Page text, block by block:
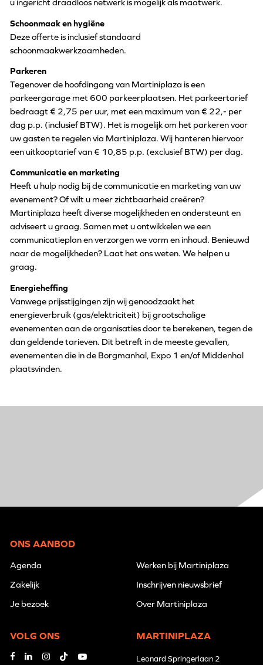
u ingericht draadloos netwerk is mogelijk als maatwerk.
Schoonmaak en hygiëne
Deze offerte is inclusief standaard
schoonmaakwerkzaamheden.
Parkeren
Tegenover de hoofdingang van Martiniplaza is een
parkeergarage met 600 parkeerplaatsen. Het parkeertarief
bedraagt € 2,75 per uur, met een maximum van € 22,- per
dag p.p. (inclusief BTW). Het is mogelijk om het parkeren voor
uw gasten te regelen via Martiniplaza. Wij hanteren hiervoor
een uitkooptarief van € 10,85 p.p. (exclusief BTW) per dag.
Communicatie en marketing
Heeft u hulp nodig bij de communicatie en marketing van uw
evenement? Of wilt u meer zichtbaarheid creëren?
Martiniplaza heeft diverse mogelijkheden en ondersteunt en
adviseert u graag. Samen met u ontwikkelen we een
communicatieplan en verzorgen we vorm en inhoud. Benieuwd
naar de mogelijkheden? Laat het ons weten. We helpen u
graag.
Energieheffing
Vanwege prijsstijgingen zijn wij genoodzaakt het
energieverbruik (gas/elektriciteit) bij grootschalige
evenementen aan de organisaties door te berekenen, tegen de
dan geldende tarieven. Dit betreft in de meeste gevallen,
evenementen die in de Borgmanhal, Expo 1 en/of Middenhal
plaatsvinden.
ONS AANBOD
Agenda
Zakelijk
Je bezoek
Werken bij Martiniplaza
Inschrijven nieuwsbrief
Over Martiniplaza
VOLG ONS MARTINIPLAZA
Leonard Springerlaan 2